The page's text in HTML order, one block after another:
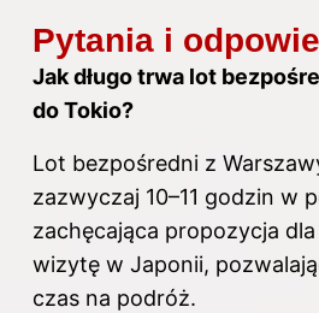
Pytania i
Jak długo trwa lot
do Tokio?
Lot bezpośredni z
zazwyczaj 10–11 godzin w
zachęcająca propozycja
wizytę w Japonii,
czas na podróż.